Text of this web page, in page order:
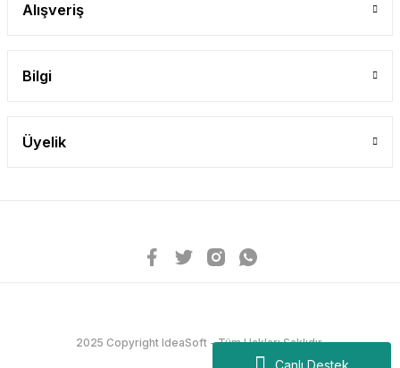
Canlı Destek
Alışveriş
Bilgi
Üyelik
2025 Copyright IdeaSoft - Tüm Hakları Saklıdır.